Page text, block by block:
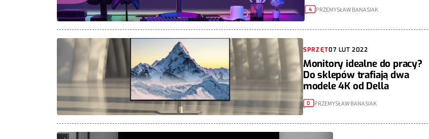
4 PRZEMYSŁAW BANASIAK
SPRZĘT07 LUT 2022
Monitory idealne do pracy?
Do sklepów trafiają dwa
modele 4K od Della
0 PRZEMYSŁAW BANASIAK